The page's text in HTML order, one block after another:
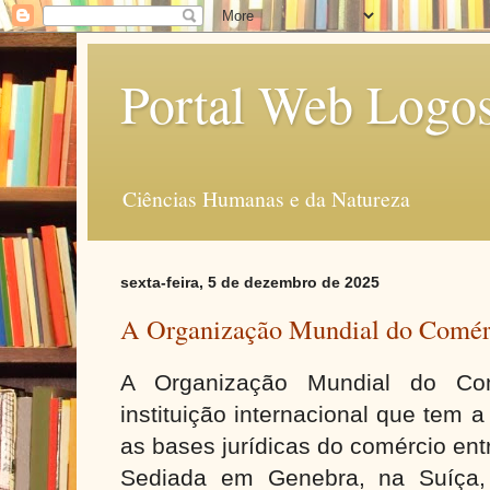
Portal Web
Ciências Humanas e da Natureza
sexta-feira, 5 de dezembro de 2025
A Organização Mundial do
A Organização Mundial do
instituição internacional que tem
as bases jurídicas do comércio
Sediada em Genebra, na